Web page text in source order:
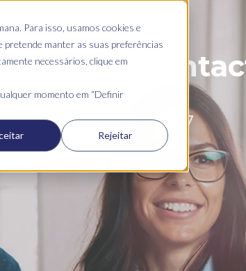
Para isso, usamos cookies e
pretende manter as suas preferências
necessários, clique em
momento em “Definir
Rejeitar
e
desde 1987